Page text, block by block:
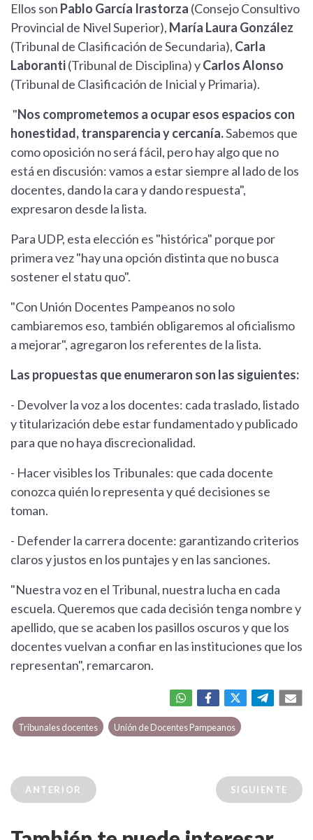
Ellos son Pablo García Irastorza (Consejo Consultivo
Provincial de Nivel Superior), María Laura González
(Tribunal de Clasificación de Secundaria), Carla
Laboranti(Tribunal de Disciplina) yCarlos Alonso
(Tribunal de Clasificación de Inicial y Primaria).
"Nos comprometemos a ocupar esos espacios con
honestidad, transparencia y cercanía.Sabemos que
como oposición no será fácil, pero hay algo que no
está en discusión: vamos a estar siempre al lado de los
docentes, dando la cara y dando respuesta",
expresaron desde la lista.
Para UDP, esta elección es "histórica" porque por
primera vez "hay una opción distinta que no busca
sostener el statu quo".
"Con Unión Docentes Pampeanos no solo
cambiaremos eso, también obligaremos al oficialismo
a mejorar", agregaron los referentes de la lista.
Las propuestas que enumeraron son las siguientes:
- Devolver la voz a los docentes: cada traslado, listado
y titularización debe estar fundamentado y publicado
para que no haya discrecionalidad.
- Hacer visibles los Tribunales: que cada docente
conozca quién lo representa y qué decisiones se
toman.
- Defender la carrera docente: garantizando criterios
claros y justos en los puntajes y en las sanciones.
"Nuestra voz en el Tribunal, nuestra lucha en cada
escuela. Queremos que cada decisión tenga nombre y
apellido, que se acaben los pasillos oscuros y que los
docentes vuelvan a confiar en las instituciones que los
representan", remarcaron.
Tribunales docentes Unión de Docentes Pampeanos
ANTERIOR SIGUIENTE